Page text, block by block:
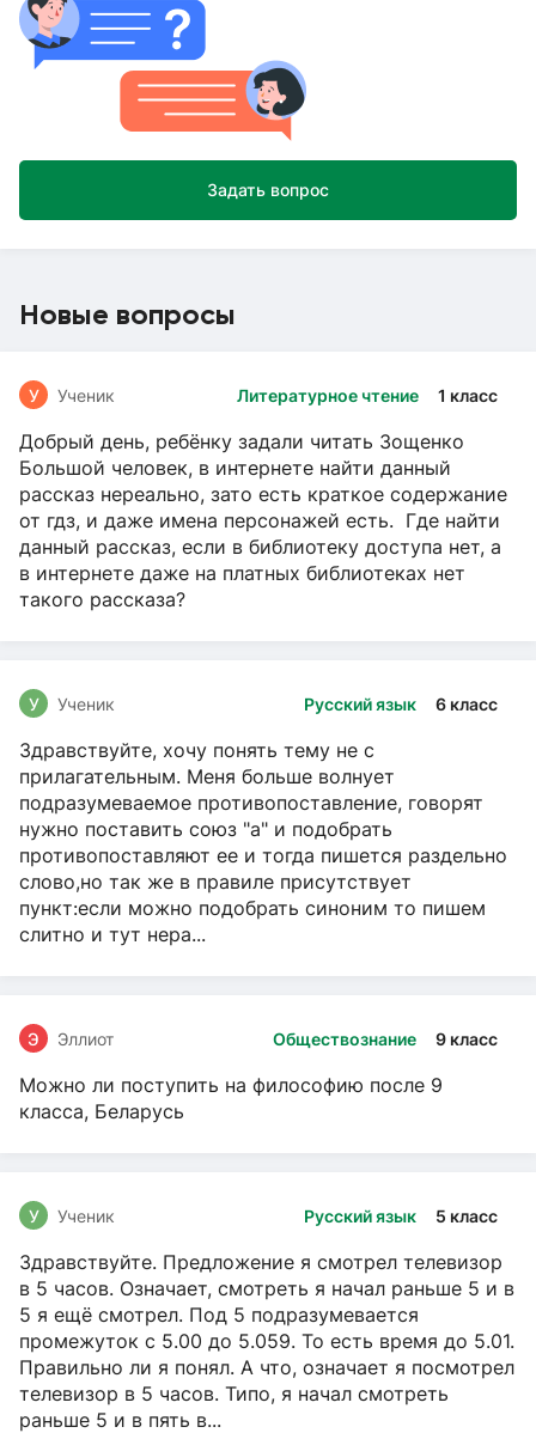
Задать вопрос
Новые вопросы
Литературное чтение 1 класс
У Ученик
Добрый день, ребёнку задали читать Зощенко
Большой человек, в интернете найти данный
рассказ нереально, зато есть краткое содержание
от гдз, и даже имена персонажей есть. Где найти
данный рассказ, если в библиотеку доступа нет, а
в интернете даже на платных библиотеках нет
такого рассказа?
Русский язык 6 класс
У Ученик
Здравствуйте, хочу понять тему не с
прилагательным. Меня больше волнует
подразумеваемое противопоставление, говорят
нужно поставить союз "а" и подобрать
противопоставляют ее и тогда пишется раздельно
слово,но так же в правиле присутствует
пункт:если можно подобрать синоним то пишем
слитно и тут нера...
Обществознание 9 класс
Э Эллиот
Можно ли поступить на философию после 9
класса, Беларусь
Русский язык 5 класс
У Ученик
Здравствуйте. Предложение я смотрел телевизор
в 5 часов. Означает, смотреть я начал раньше 5 и в
5 я ещё смотрел. Под 5 подразумевается
промежуток с 5.00 до 5.059. То есть время до 5.01.
Правильно ли я понял. А что, означает я посмотрел
телевизор в 5 часов. Типо, я начал смотреть
раньше 5 и в пять в...